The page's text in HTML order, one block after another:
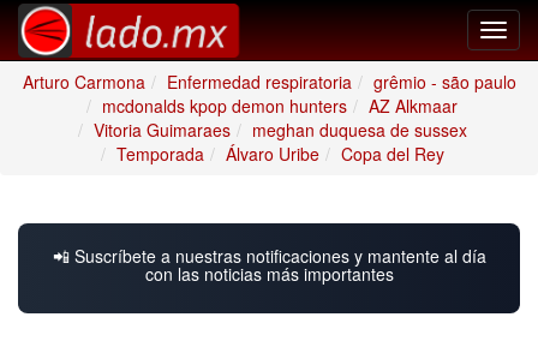
Arturo Carmona
Enfermedad respiratoria
grêmio - são paulo
mcdonalds kpop demon hunters
AZ Alkmaar
Vitoria Guimaraes
meghan duquesa de sussex
Temporada
Álvaro Uribe Copa del Rey
📲 Suscríbete a nuestras notificaciones y mantente al día
con las noticias más importantes